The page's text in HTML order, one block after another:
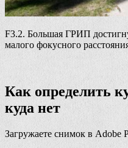
F3.2. Большая ГРИП
малого фокусного
Как определить
куда нет
Загружаете снимок в Adobe